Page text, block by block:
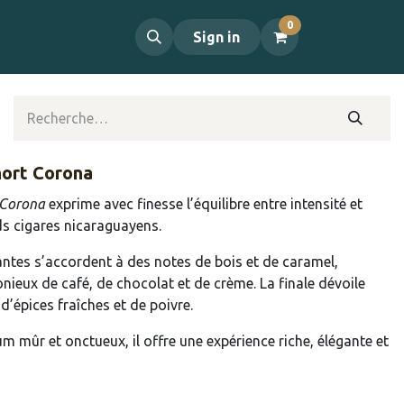
Sign in
0
Corona
exprime avec finesse l’équilibre entre intensité et
cigares nicaraguayens.
s’accordent à des notes de bois et de caramel,
de café, de chocolat et de crème. La finale dévoile
fraîches et de poivre.
mûr et onctueux, il offre une expérience riche, élégante et